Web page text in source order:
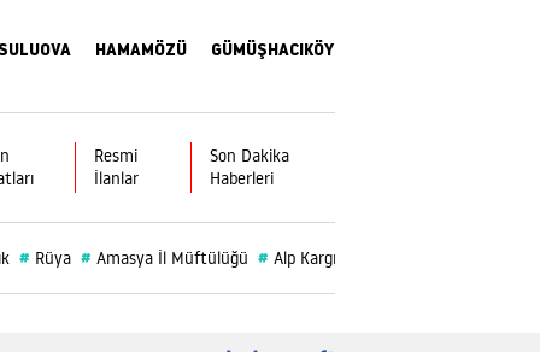
Karaman
Batman
Bartın
Ardahan
HAMAMÖZÜ GÜMÜŞHACIKÖY
Resmi
İlanlar
Son Dakika
Haberleri
# Rüya # Amasya İl Müftülüğü # Alp Kargı